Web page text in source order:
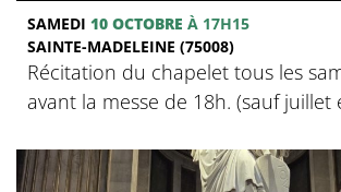
SAMEDI 10 OCTOBRE À 17H15
SAINTE-MADELEINE (75008)
Récitation du chapelet tous les
avant la messe de 18h. (sauf juillet